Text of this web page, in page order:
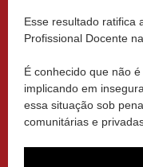
Esse resultado ratifica
Profissional Docente
É conhecido que não
implicando em
essa situação sob
comunitárias e